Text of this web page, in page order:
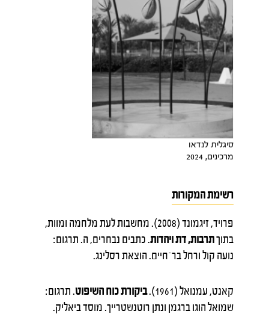
סיגלית לנדאו
מרכינים, 2024
רשימת המקורות
פרויד, זיגמונד (2008). מחשבות לעת מלחמה ומוות,
בתוךתרבות, דת ויהדות. כתבים נבחרים, ה. תרגום:
נועה קול ורחל בר־חיים. הוצאת רסלינג.
קאנט, עמנואל (1961). ביקורת כוח השיפוט. תרגום:
שמואל הוגו ברגמן ונתן רוטנשטרייך. מוסד ביאליק.